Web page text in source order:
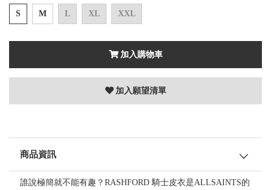
S M L XL XXL
加入購物車
加入願望清單
商品資訊
誰說極簡就不能有趣？RASHFORD 騎士皮衣是ALLSAINTS的